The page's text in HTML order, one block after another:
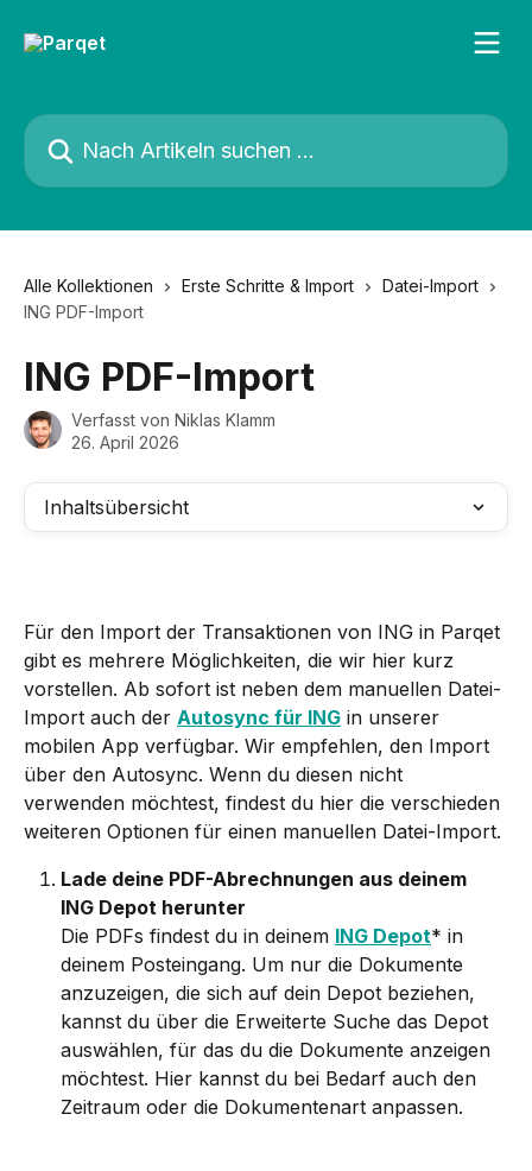
Nach Artikeln suchen …
Alle Kollektionen Erste Schritte & Import
Datei-Import
ING PDF-Import
ING PDF-Import
Verfasst von Niklas Klamm
26. April 2026
Inhaltsübersicht
Für den Import der Transaktionen von ING in Parqet
gibt es mehrere Möglichkeiten, die wir hier kurz
vorstellen. Ab sofort ist neben dem manuellen Datei-
Import auch der Autosync für ING in unserer
mobilen App verfügbar. Wir empfehlen, den Import
über den Autosync. Wenn du diesen nicht
verwenden möchtest, findest du hier die verschieden
weiteren Optionen für einen manuellen Datei-Import.
Lade deine PDF-Abrechnungen aus deinem
ING Depot herunter
Die PDFs findest du in deinem ING Depot* in
deinem Posteingang. Um nur die Dokumente
anzuzeigen, die sich auf dein Depot beziehen,
kannst du über die Erweiterte Suche das Depot
auswählen, für das du die Dokumente anzeigen
möchtest. Hier kannst du bei Bedarf auch den
Zeitraum oder die Dokumentenart anpassen.